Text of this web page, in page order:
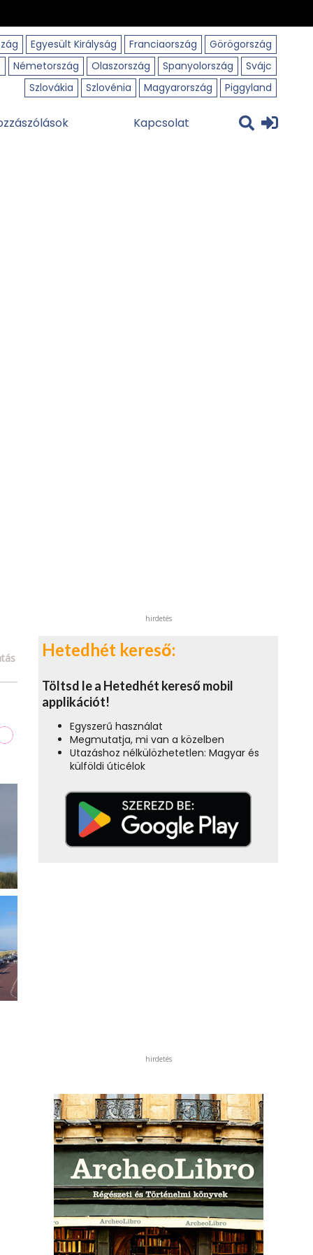
Egyesült Királyság Franciaország
Görögország
Németország Olaszország Spanyolország
Svájc
Szlovákia
Szlovénia Magyarország Piggyland
Kapcsolat
hirdetés
Hetedhét kereső:
Töltsd le a Hetedhét kereső mobil
applikációt!
Egyszerű használat
Megmutatja, mi van a közelben
Utazáshoz nélkülözhetetlen: Magyar és
külföldi úticélok
hirdetés